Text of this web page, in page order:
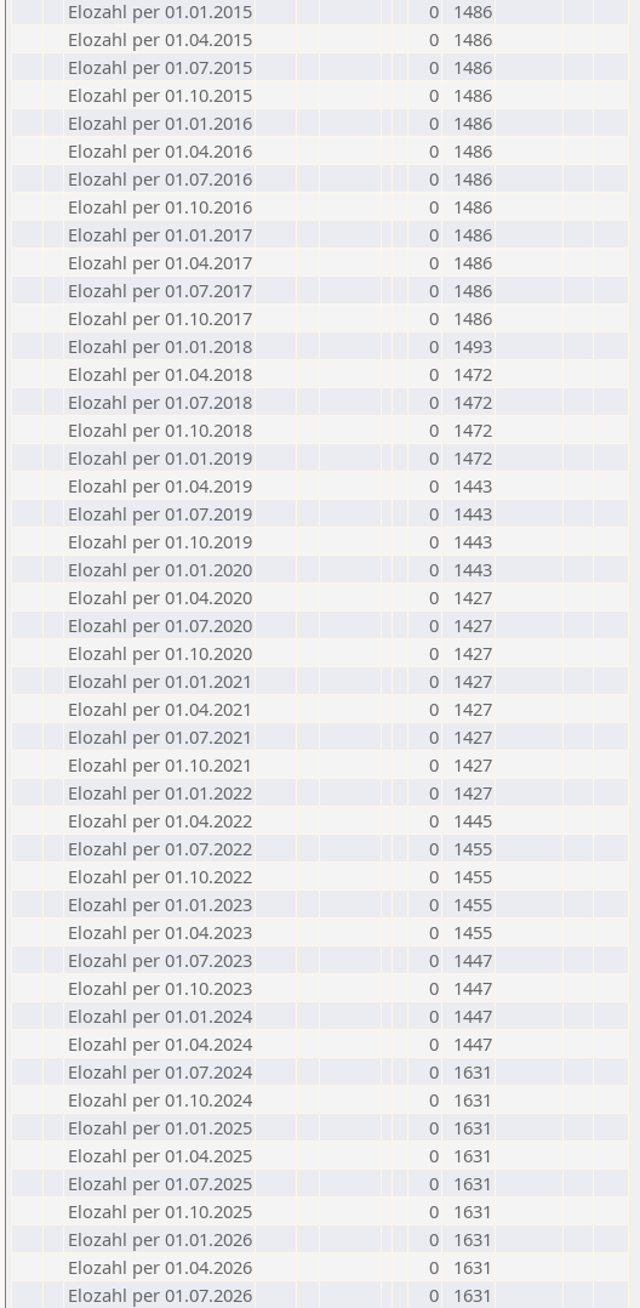
Elozahl per 01.01.2015
0
1486
Elozahl per 01.04.2015
0
1486
Elozahl per 01.07.2015
0
1486
Elozahl per 01.10.2015
0
1486
Elozahl per 01.01.2016
0
1486
Elozahl per 01.04.2016
0
1486
Elozahl per 01.07.2016
0
1486
Elozahl per 01.10.2016
0
1486
Elozahl per 01.01.2017
0
1486
Elozahl per 01.04.2017
0
1486
Elozahl per 01.07.2017
0
1486
Elozahl per 01.10.2017
0
1486
Elozahl per 01.01.2018
0
1493
Elozahl per 01.04.2018
0
1472
Elozahl per 01.07.2018
0
1472
Elozahl per 01.10.2018
0
1472
Elozahl per 01.01.2019
0
1472
Elozahl per 01.04.2019
0
1443
Elozahl per 01.07.2019
0
1443
Elozahl per 01.10.2019
0
1443
Elozahl per 01.01.2020
0
1443
Elozahl per 01.04.2020
0
1427
Elozahl per 01.07.2020
0
1427
Elozahl per 01.10.2020
0
1427
Elozahl per 01.01.2021
0
1427
Elozahl per 01.04.2021
0
1427
Elozahl per 01.07.2021
0
1427
Elozahl per 01.10.2021
0
1427
Elozahl per 01.01.2022
0
1427
Elozahl per 01.04.2022
0
1445
Elozahl per 01.07.2022
0
1455
Elozahl per 01.10.2022
0
1455
Elozahl per 01.01.2023
0
1455
Elozahl per 01.04.2023
0
1455
Elozahl per 01.07.2023
0
1447
Elozahl per 01.10.2023
0
1447
Elozahl per 01.01.2024
0
1447
Elozahl per 01.04.2024
0
1447
Elozahl per 01.07.2024
0
1631
Elozahl per 01.10.2024
0
1631
Elozahl per 01.01.2025
0
1631
Elozahl per 01.04.2025
0
1631
Elozahl per 01.07.2025
0
1631
Elozahl per 01.10.2025
0
1631
Elozahl per 01.01.2026
0
1631
Elozahl per 01.04.2026
0
1631
Elozahl per 01.07.2026
0 1631